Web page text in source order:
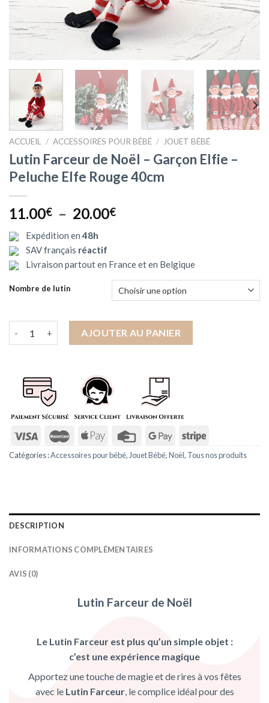
ACCUEIL / ACCESSOIRES POUR BÉBÉ / JOUET BÉBÉ
Lutin Farceur de Noël – Garçon Elfie –
Peluche Elfe Rouge 40cm
11.00€ – 20.00€Plage
à
20.00€
Expédition en48h
SAV français réactif
Livraison partout en France et en Belgique
Nombre de lutin
AJOUTER AU PANIER
Catégories :Accessoires pour bébé, Jouet Bébé,Noël, Tous nos produits
DESCRIPTION
INFORMATIONS COMPLÉMENTAIRES
AVIS (0)
Lutin Farceur de Noël
Le Lutin Farceurest plus qu’un simple objet :
c’est une expérience magique
Apportez une touche de magie et de rires à vos fêtes
avec le Lutin Farceur, le complice idéal pour des